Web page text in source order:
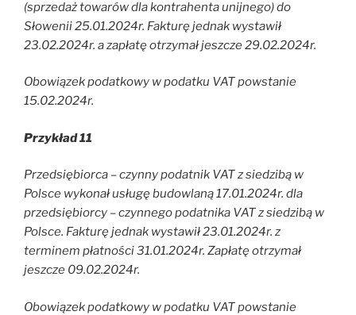
(sprzedaż towarów dla kontrahenta unijnego) do
Słowenii 25.01.2024r. Fakturę jednak wystawił
23.02.2024r. a zapłatę otrzymał jeszcze 29.02.2024r.
Obowiązek podatkowy w podatku VAT powstanie
15.02.2024r.
Przykład 11
Przedsiębiorca – czynny podatnik VAT z siedzibą w
Polsce wykonał usługę budowlaną 17.01.2024r. dla
przedsiębiorcy – czynnego podatnika VAT z siedzibą w
Polsce. Fakturę jednak wystawił 23.01.2024r. z
terminem płatności 31.01.2024r. Zapłatę otrzymał
jeszcze 09.02.2024r.
Obowiązek podatkowy w podatku VAT powstanie